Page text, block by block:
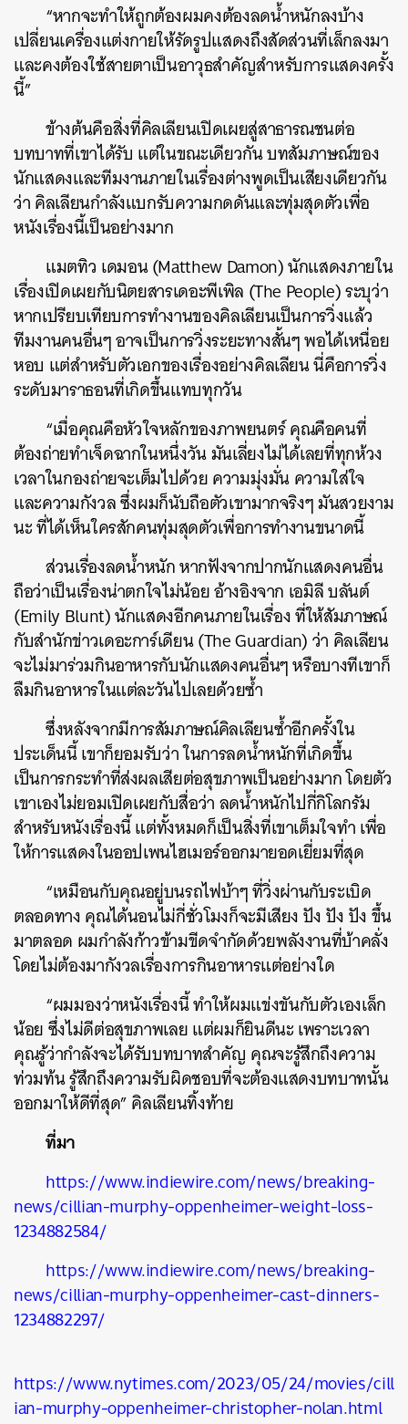
“หากจะทำให้ถูกต้องผมคงต้องลดน้ำหนักลงบ้าง
เปลี่ยนเครื่องแต่งกายให้รัดรูปแสดงถึงสัดส่วนที่เล็กลงมา
และคงต้องใช้สายตาเป็นอาวุธสำคัญสำหรับการแสดงครั้ง
นี้”
ข้างต้นคือสิ่งที่คิลเลียนเปิดเผยสู่สาธารณชนต่อ
บทบาทที่เขาได้รับ แต่ในขณะเดียวกัน บทสัมภาษณ์ของ
นักแสดงและทีมงานภายในเรื่องต่างพูดเป็นเสียงเดียวกัน
ว่า คิลเลียนกำลังแบกรับความกดดันและทุ่มสุดตัวเพื่อ
หนังเรื่องนี้เป็นอย่างมาก
แมตทิว เดมอน (Matthew Damon) นักแสดงภายใน
เรื่องเปิดเผยกับนิตยสารเดอะพีเพิล (The People) ระบุว่า
หากเปรียบเทียบการทำงานของคิลเลียนเป็นการวิ่งแล้ว
ทีมงานคนอื่นๆ อาจเป็นการวิ่งระยะทางสั้นๆ พอได้เหนื่อย
หอบ แต่สำหรับตัวเอกของเรื่องอย่างคิลเลียน นี่คือการวิ่ง
ระดับมาราธอนที่เกิดขึ้นแทบทุกวัน
“เมื่อคุณคือหัวใจหลักของภาพยนตร์ คุณคือคนที่
ต้องถ่ายทำเจ็ดฉากในหนึ่งวัน มันเลี่ยงไม่ได้เลยที่ทุกห้วง
เวลาในกองถ่ายจะเต็มไปด้วย ความมุ่งมั่น ความใส่ใจ
และความกังวล ซึ่งผมก็นับถือตัวเขามากจริงๆ มันสวยงาม
นะ ที่ได้เห็นใครสักคนทุ่มสุดตัวเพื่อการทำงานขนาดนี้
ส่วนเรื่องลดน้ำหนัก หากฟังจากปากนักแสดงคนอื่น
ถือว่าเป็นเรื่องน่าตกใจไม่น้อย อ้างอิงจาก เอมิลี บลันต์
(Emily Blunt) นักแสดงอีกคนภายในเรื่อง ที่ให้สัมภาษณ์
กับสำนักข่าวเดอะการ์เดียน (The Guardian) ว่า คิลเลียน
จะไม่มาร่วมกินอาหารกับนักแสดงคนอื่นๆ หรือบางทีเขาก็
ลืมกินอาหารในแต่ละวันไปเลยด้วยซ้ำ
ซึ่งหลังจากมีการสัมภาษณ์คิลเลียนซ้ำอีกครั้งใน
ประเด็นนี้ เขาก็ยอมรับว่า ในการลดน้ำหนักที่เกิดขึ้น
เป็นการกระทำที่ส่งผลเสียต่อสุขภาพเป็นอย่างมาก โดยตัว
เขาเองไม่ยอมเปิดเผยกับสื่อว่า ลดน้ำหนักไปกี่กิโลกรัม
สำหรับหนังเรื่องนี้ แต่ทั้งหมดก็เป็นสิ่งที่เขาเต็มใจทำ เพื่อ
ให้การแสดงในออปเพนไฮเมอร์ออกมายอดเยี่ยมที่สุด
“เหมือนกับคุณอยู่บนรถไฟบ้าๆ ที่วิ่งผ่านกับระเบิด
ตลอดทาง คุณได้นอนไม่กี่ชั่วโมงก็จะมีเสียง ปัง ปัง ปัง ขึ้น
มาตลอด ผมกำลังก้าวข้ามขีดจำกัดด้วยพลังงานที่บ้าคลั่ง
โดยไม่ต้องมากังวลเรื่องการกินอาหารแต่อย่างใด
“ผมมองว่าหนังเรื่องนี้ ทำให้ผมแข่งขันกับตัวเองเล็ก
น้อย ซึ่งไม่ดีต่อสุขภาพเลย แต่ผมก็ยินดีนะ เพราะเวลา
คุณรู้ว่ากำลังจะได้รับบทบาทสำคัญ คุณจะรู้สึกถึงความ
ท่วมท้น รู้สึกถึงความรับผิดชอบที่จะต้องแสดงบทบาทนั้น
ออกมาให้ดีที่สุด” คิลเลียนทิ้งท้าย
ที่มา
https://www.indiewire.com/news/breaking-
news/cillian-murphy-oppenheimer-weight-loss-
1234882584/
https://www.indiewire.com/news/breaking-
news/cillian-murphy-oppenheimer-cast-dinners-
1234882297/
https://www.nytimes.com/2023/05/24/movies/cill
ian-murphy-oppenheimer-christopher-nolan.html
ค้นหา
SHARE TWEET LINE EMAIL